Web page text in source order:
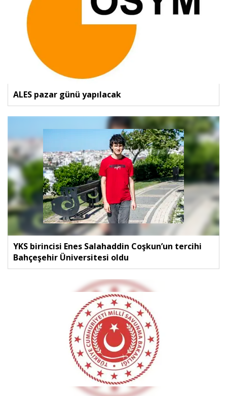
ALES pazar günü yapılacak
YKS birincisi Enes Salahaddin Coşkun’un tercihi
Bahçeşehir Üniversitesi oldu